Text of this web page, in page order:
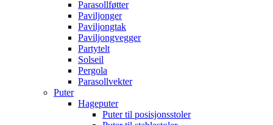
Parasollføtter
Paviljonger
Paviljongtak
Paviljongvegger
Partytelt
Solseil
Pergola
Parasollvekter
Puter
Hageputer
Puter til posisjonsstoler